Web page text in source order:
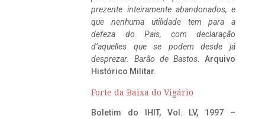
prezente inteiramente abandonados, e
que nenhuma utilidade tem para a
defeza do Pais, com declaração
d’aquelles que se podem desde já
desprezar. Barão de Bastos. Arquivo
Histórico Militar.
Forte da Baixa do Vigário
Boletim do IHIT, Vol. LV, 1997 –